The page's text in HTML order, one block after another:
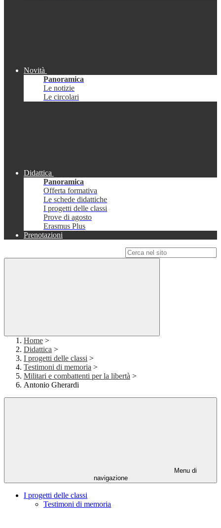
Novità
Panoramica
Le notizie
Le circolari
Didattica
Panoramica
Offerta formativa
Le schede didattiche
I progetti delle classi
Prove di agosto
Erasmus Plus
Prenotazioni
Home >
Didattica >
I progetti delle classi >
Testimoni di memoria >
Militari e combattenti per la libertà >
Antonio Gherardi
Menu di
navigazione
I progetti delle classi
Testimoni di memoria